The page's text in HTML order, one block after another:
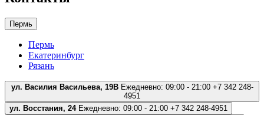
Пермь
Пермь
Екатеринбург
Рязань
ул. Василия Васильева, 19ВЕжедневно: 09:00 - 21:00+7 342 248-
4951
ул. Восстания, 24Ежедневно: 09:00 - 21:00 +7 342 248-4951